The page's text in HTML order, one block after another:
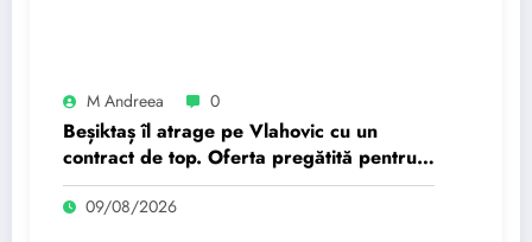
M Andreea 0
Beșiktaș îl atrage pe Vlahovic cu un
contract de top. Oferta pregătită pentru
jucătorul sârbu.
09/08/2026